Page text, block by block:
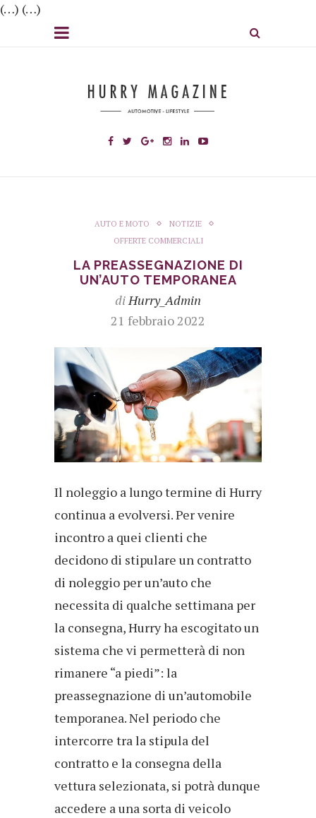
(…) (…)
AUTO E MOTO
NOTIZIE
OFFERTE COMMERCIALI
LA PREASSEGNAZIONE DI
UN’AUTO TEMPORANEA
diHurry_Admin
21 febbraio 2022
Il noleggio a lungo termine di Hurry
continua a evolversi. Per venire
incontro a quei clienti che
decidono di stipulare un contratto
di noleggio per un’auto che
necessita di qualche settimana per
la consegna, Hurry ha escogitato un
sistema che vi permetterà di non
rimanere “a piedi”: la
preassegnazione di un’automobile
temporanea. Nel periodo che
intercorre tra la stipula del
contratto e la consegna della
vettura selezionata, si potrà dunque
accedere a una sorta di veicolo